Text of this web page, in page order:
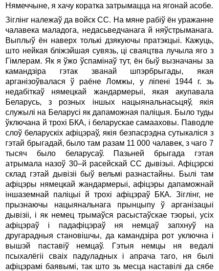
Нямеччыне, я хачу коратка затрымацца на ягонай асобе.
Зiглiнг належаў да войск СС. На мяне рабiў ён уражанне
чалавека маладога, недасьведчанага й няўстрыманага.
Выплыў ён наверх толькi дзякуючы пратэкцыі. Кажуць,
што нейкая блiжэйшая сувязь, цi сваяцтва лучыла яго з
Гiмлерам. Як я ўжо ўспамiнаў тут, ён быў вызначаны за
камандзiра гэтак званай шпэрбрыгады, якая
арганiзоўвалася ў раёне Ломжы, у лiпенi 1944 г. зь
недабiткаў нямецкай жандармерыi, якая акупавала
Беларусь, з розных iншых нацыянальнасьцяў, якiя
служылi на Беларусi як дапаможная палiцыя. Было туды
ўключана й трохi БКА, i беларускае самааховы. Паводле
слоў беларускiх афiцэраў, якiя безпасрэдна сутыкалiся з
гэтай брыгадай, было там разам 11 000 чалавек, з чаго 7
тысяч было беларусаў. Пазьней брыгада гэтая
атрымала назоў 30–й расейскай СС дывiзыi. Афiцэрскi
склад гэтай дывiзii быў вельмi разнастайны. Былi там
афiцэры нямецкай жандармерыi, афiцэры дапаможнай
iншаземнай палiцыi й трохi афiцэраў БКА. Зiглiнг, не
прызнаючы нацыянальнага прынцыпу ў арганiзацыi
дывiзii, i як немец трымаўся расыстаўскае тэорыi, усiх
афiцэраў i падафiцэраў ня немцаў запхнуў на
другарадныя становiшчы, да камандзiра рот уключна i
вышэй паставiў немцаў. Гэтыя немцы ня ведалi
псыхалёгii сваiх падуладных i апрача таго, ня былi
афiцэрамi баявымi, так што зь месца наставiлi да сябе